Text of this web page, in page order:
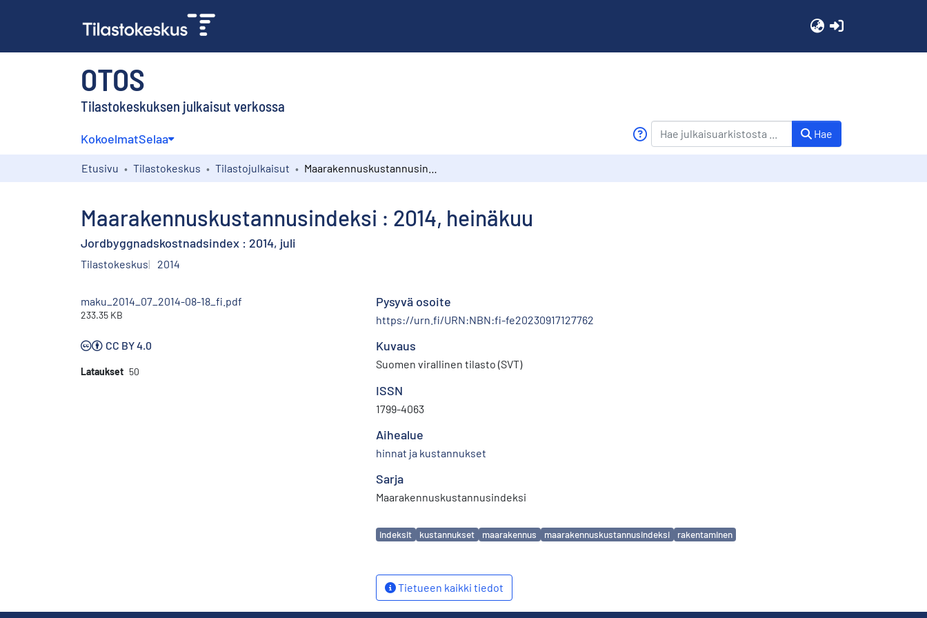
OTOS
Tilastokeskuksen julkaisut verkossa
KokoelmatSelaa Hae
Etusivu Tilastokeskus Tilastojulkaisut
Maarakennuskustannusindeksi : 2014, heinäkuu
Jordbyggnadskostnadsindex : 2014, juli
Tilastokeskus 2014
maku_2014_07_2014-08-18_fi.pdf
233.35 KB
CC BY 4.0
Lataukset 50
Pysyvä osoite
https://urn.fi/URN:NBN:fi-fe20230917127762
Kuvaus
Suomen virallinen tilasto (SVT)
ISSN
1799-4063
Aihealue
hinnat ja kustannukset
Sarja
Maarakennuskustannusindeksi
Avainsanat
indeksit kustannukset maarakennus maarakennuskustannusindeksi rakentaminen
Tietueen kaikki tiedot